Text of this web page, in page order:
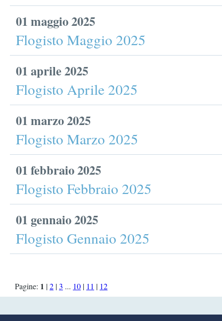
01 maggio 2025
Flogisto Maggio 2025
01 aprile 2025
Flogisto Aprile 2025
01 marzo 2025
Flogisto Marzo 2025
01 febbraio 2025
Flogisto Febbraio 2025
01 gennaio 2025
Flogisto Gennaio 2025
Pagine: 1 |2 |3 ... 10 | 11 | 12